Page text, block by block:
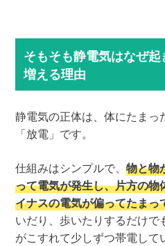
そもそも静電気はなぜ
増える理由
静電気の正体は、体にたまっ
「放電」です。
仕組みはシンプルで、物と物
って電気が発生し、片方の
イナスの電気が偏ってたまっ
いだり、歩いたりするだけ
がこすれて少しずつ帯電して